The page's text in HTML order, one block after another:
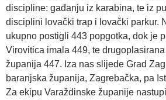
discipline: gađanju iz karabina, te iz
disciplini lovački trap i lovački parkur.
ukupno postigli 443 popgotka, dok je
Virovitica imala 449, te
županija 447. Iza nas slijede Grad
baranjska županija, Zagrebačka, pa
Za ekipu Varaždinske županije